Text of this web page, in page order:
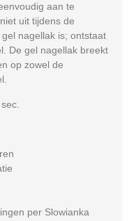
aan te
uit tijdens de
nagellak is; ontstaat
De gel nagellak breekt
op zowel de
per Slowianka